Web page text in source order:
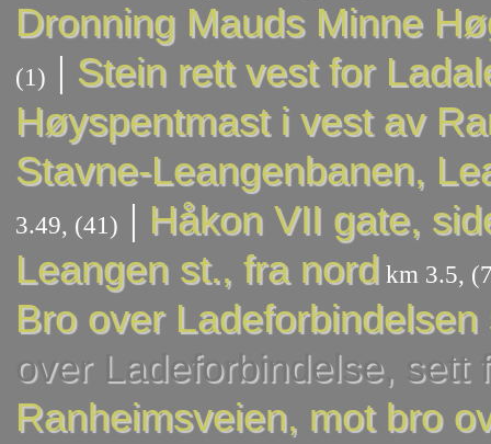
Dronning Mauds Minne
(1) | Stein rett vest for
Høyspentmast i vest av
Stavne-Leangenbanen,
3.49, (41) | Håkon VII gate,
Leangen st., fra nord km 3.5,
Bro over
over Ladeforbindelse, sett
Ranheimsveien, mot bro